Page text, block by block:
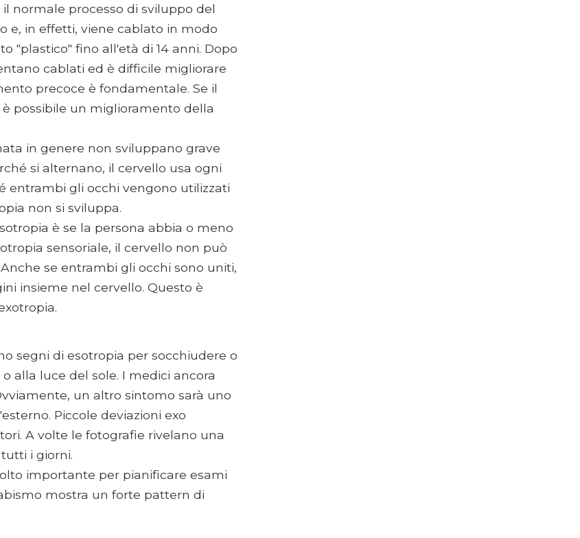
normale processo di sviluppo del
e, in effetti, viene cablato in modo
"plastico" fino all'età di 14 anni. Dopo
cablati ed è difficile migliorare
precoce è fondamentale. Se il
possibile un miglioramento della
in genere non sviluppano grave
si alternano, il cervello usa ogni
entrambi gli occhi vengono utilizzati
non si sviluppa.
è se la persona abbia o meno
sensoriale, il cervello non può
se entrambi gli occhi sono uniti,
insieme nel cervello. Questo è
segni di esotropia per socchiudere o
alla luce del sole. I medici ancora
un altro sintomo sarà uno
Piccole deviazioni exo
A volte le fotografie rivelano una
i giorni.
importante per pianificare esami
mostra un forte pattern di